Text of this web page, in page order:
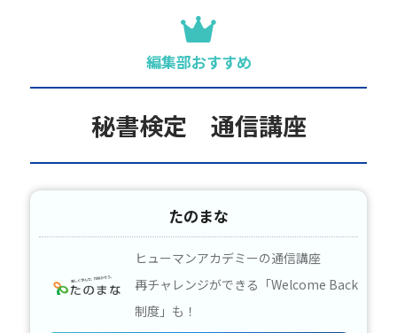
編集部おすすめ
秘書検定 通信講座
たのまな
ヒューマンアカデミーの通信講座
再チャレンジができる「Welcome Back
制度」も！